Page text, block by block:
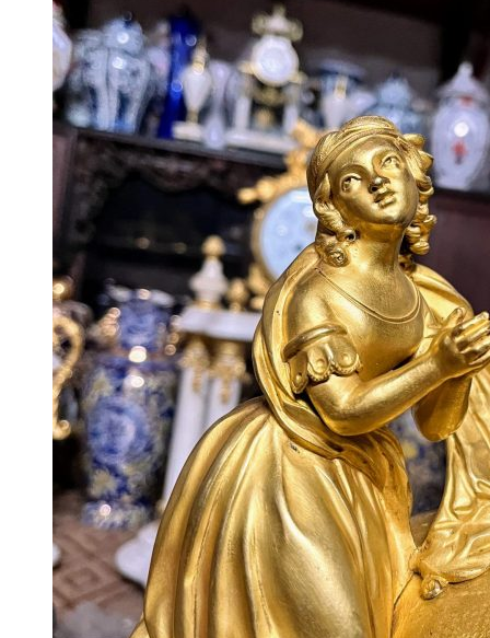
Đồng Hồ Treo Tường
Đồng Hồ Tượng
Đồng Hồ Để Bàn
Máy Hát
Hộp Nhạc
Polyphone
Tranh – Ảnh
Khung Tranh
Phù Điêu
Tranh Sơn Dầu
Tranh Sứ
Tranh Đồng
Tượng
Tượng Gỗ
Tượng Gốm Sứ
Tượng Ngà
Tượng Đồng
Đồ Gia Dụng
Bàn Ghế
Dao Dĩa
Nội Thất
Tủ – Kệ
Điện Thoại
Đồ Gỗ
Bàn Ghế
Bình Phong
Khác
Phù Điêu